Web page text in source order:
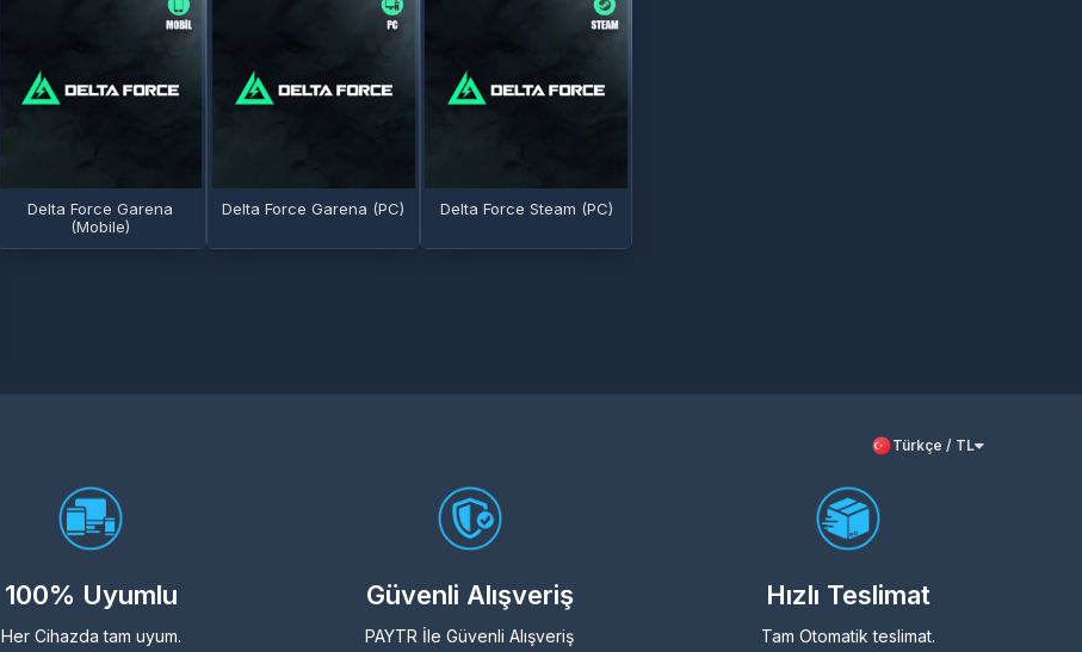
Delta Force Garena
(Mobile)
Delta Force Garena (PC) Delta Force Steam (PC)
Türkçe / TL
100% Uyumlu
Her Cihazda tam uyum.
Güvenli Alışveriş
PAYTR İle Güvenli Alışveriş
Hızlı Teslimat
Tam Otomatik teslimat.